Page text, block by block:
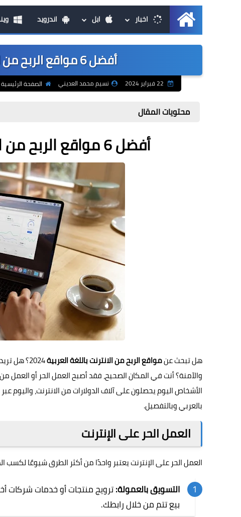
الرئيسيةاخبار ابل اندرويد
أفضل 6 مواقع الربح من الانترنت باللغة العربية 2024
نسيم محمد العديني الصفحة الرئيسية
محتويات المقال
أفضل 6 مواقع الربح من الانترنت باللغة العربية 2024
هل تبحث عنمواقع الربح من الانترنت باللغة العربية
2024؟
والآمنة؟ أنت في المكان الصحيح، فقد أصبح العمل الحر أو
الأشخاص اليوم يحصلون على آلاف الدولارات من الانترنت، واليوم عبر
بالعربي وبالتفصيل.
العمل الحر على الإنترنت
العمل الحر على الإنترنت يعتبر واحدًا من أكثر الطرق شيوعًا
التسويق بالعمولة:ترويج منتجات أو خدمات شركات
بيع تتم من خلال رابطك.